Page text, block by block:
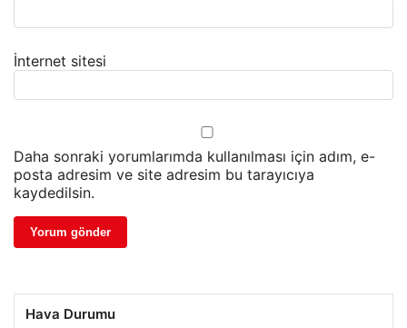
İnternet sitesi
Daha sonraki yorumlarımda kullanılması için adım, e-
posta adresim ve site adresim bu tarayıcıya
kaydedilsin.
Hava Durumu